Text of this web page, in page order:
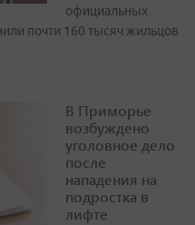
официальных
почти 160 тысяч жильцов
В Приморье
возбуждено
уголовное дело
после
нападения на
подростка в
лифте